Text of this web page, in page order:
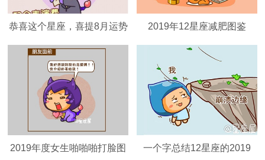
恭喜这个星座，喜提8月运势
赢家！
2019年12星座减肥图鉴
2019年度女生啪啪啪打脸图
一个字总结12星座的2019